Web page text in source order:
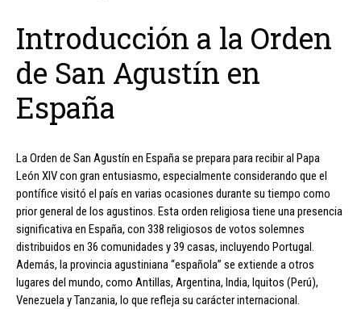
Introducción a la Orden
de San Agustín en
España
La Orden de San Agustín en España se prepara para recibir al Papa
León XIV con gran entusiasmo, especialmente considerando que el
pontífice visitó el país en varias ocasiones durante su tiempo como
prior general de los agustinos. Esta orden religiosa tiene una presencia
significativa en España, con 338 religiosos de votos solemnes
distribuidos en 36 comunidades y 39 casas, incluyendo Portugal.
Además, la provincia agustiniana “española” se extiende a otros
lugares del mundo, como Antillas, Argentina, India, Iquitos (Perú),
Venezuela y Tanzania, lo que refleja su carácter internacional.